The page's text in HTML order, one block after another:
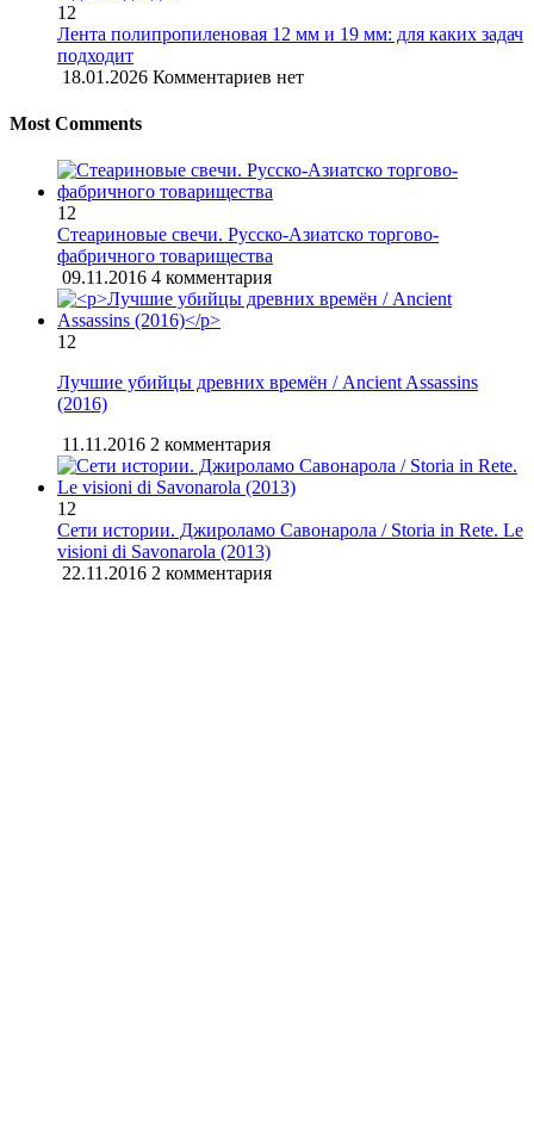
12
Лента полипропиленовая 12 мм и 19 мм: для каких задач
подходит
18.01.2026 Комментариев нет
Most Comments
12
Стеариновые свечи. Русско-Азиатско торгово-
фабричного товарищества
09.11.2016 4 комментария
12
Лучшие убийцы древних времён / Ancient Assassins
(2016)
11.11.2016 2 комментария
12
Сети истории. Джироламо Савонарола / Storia in Rete. Le
visioni di Savonarola (2013)
22.11.2016 2 комментария